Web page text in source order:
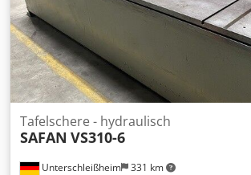
Unterschleißheim 331 km
Tafelschere - hydraulisch
SAFAN VS310-6